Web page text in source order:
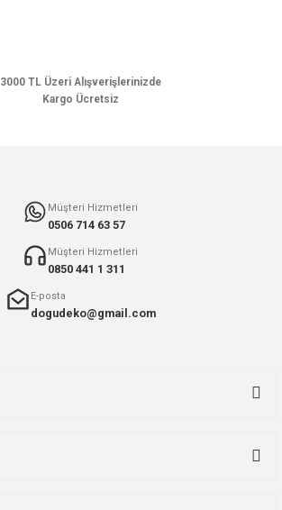
3000 TL Üzeri Alışverişlerinizde
Kargo Ücretsiz
Müşteri Hizmetleri
0506 714 63 57
Müşteri Hizmetleri
0850 441 1 311
E-posta
dogudeko@gmail.com